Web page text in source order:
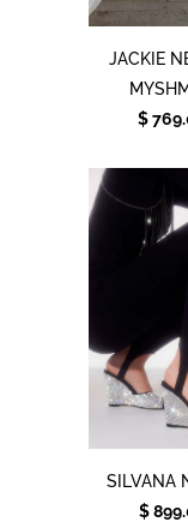
JACKIE
$
SILVANA
$